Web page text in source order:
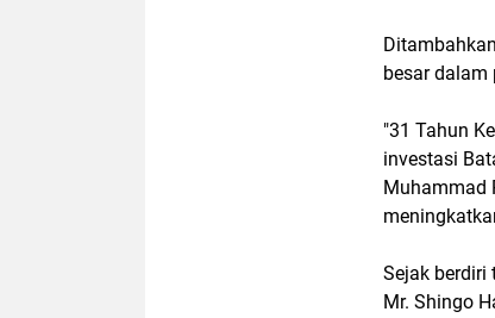
besar dalam
"31 Tahun
investasi
Muhammad
Sejak berdiri
Mr. Shingo